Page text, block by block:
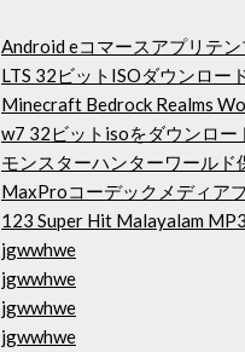
Android eコマースアプリテ
LTS 32ビットISOダウンロー
Minecraft Bedrock Realms
w7 32ビットisoをダウンロー
モンスターハンターワール
MaxProコーデックメディア
123 Super Hit Malayalam
jgwwhwe
jgwwhwe
jgwwhwe
jgwwhwe